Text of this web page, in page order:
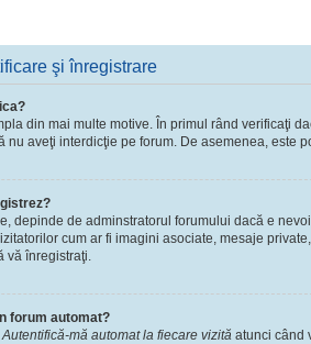
şi înregistrare
din mai multe motive. În primul rând verificaţi
nu aveţi interdicţie pe forum. De asemenea,
depinde de adminstratorul forumului dacă e
cum ar fi imagini asociate, mesaje
vă înregistraţi.
forum automat?
Autentifică-mă automat la fiecare vizită atunci când